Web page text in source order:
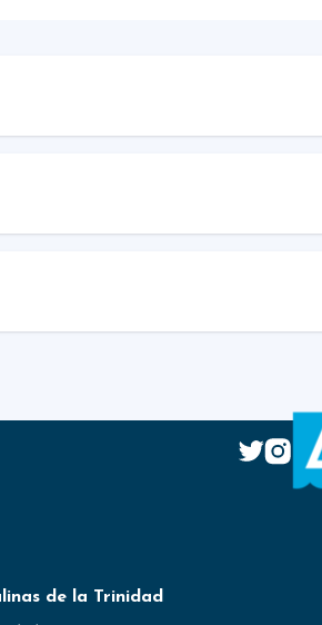
de la Trinidad